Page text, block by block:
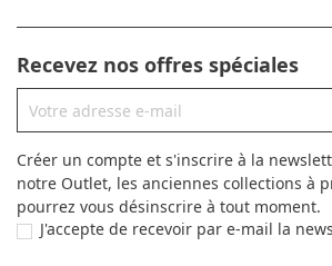
Recevez nos offres spéciales
Créer un compte et s'inscrire à la
notre Outlet, les anciennes collections à
pourrez vous désinscrire à tout moment.
J'accepte de recevoir par e-mail la